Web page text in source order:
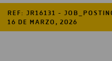
REF: JR16131 -
16 DE MARZO, 2026